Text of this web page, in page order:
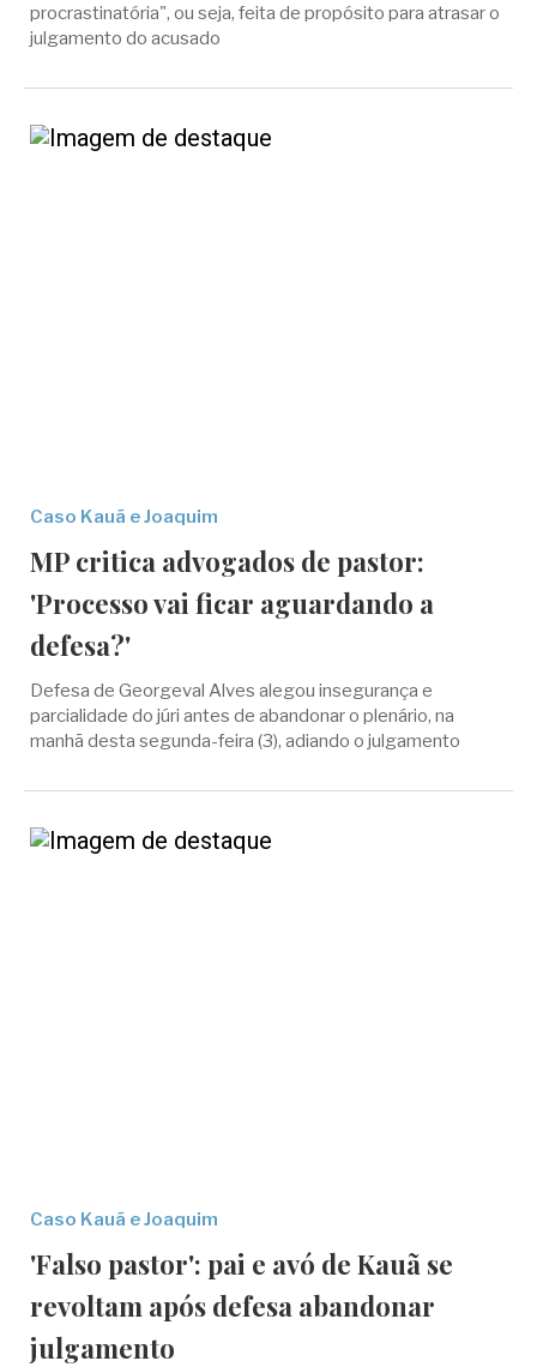
procrastinatória", ou seja, feita de propósito para atrasar o
julgamento do acusado
Caso Kauã e Joaquim
MP critica advogados de pastor:
'Processo vai ficar aguardando a
defesa?'
Defesa de Georgeval Alves alegou insegurança e
parcialidade do júri antes de abandonar o plenário, na
manhã desta segunda-feira (3), adiando o julgamento
Caso Kauã e Joaquim
'Falso pastor': pai e avó de Kauã se
revoltam após defesa abandonar
julgamento